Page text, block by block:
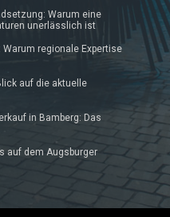
Warum eine
unerlässlich ist
regionale Expertise
auf die aktuelle
in Bamberg: Das
auf dem Augsburger